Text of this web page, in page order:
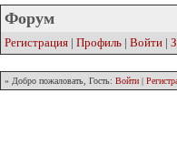
Форум
Регистрация | Профиль | Войти |
» Добро пожаловать, Гость: Войти |